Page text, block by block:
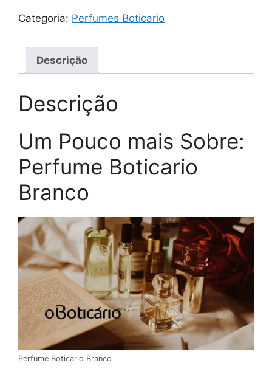
Categoria: Perfumes Boticario
Descrição
Descrição
Um Pouco mais Sobre:
Perfume Boticario
Branco
Perfume Boticario Branco